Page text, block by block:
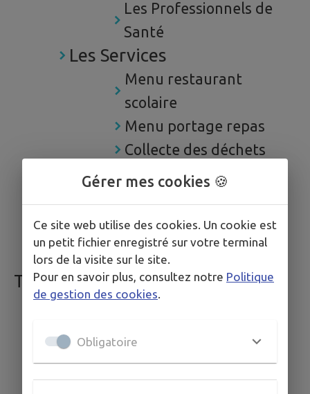
Les Professionnels de
Santé
Les Services
Menu restaurant
scolaire
Menu portage repas
Collecte des déchets
A votre service
Sondages
Bulletin municipal
TOURISME - SPORT - LOISIRS
Hébergements
Sport et Loisirs
Culture
Gérer mes cookies 🍪
Ce site web utilise des cookies. Un cookie est
un petit fichier enregistré sur votre terminal
lors de la visite sur le site.
Pour en savoir plus, consultez notre Politique
de gestion des cookies.
Obligatoire